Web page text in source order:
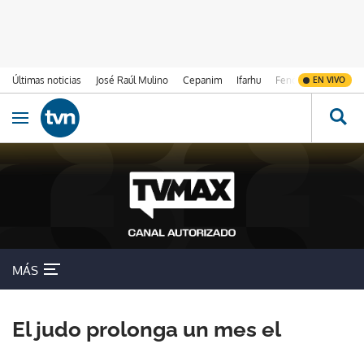
Últimas noticias José Raúl Mulino Cepanim Ifarhu Fenómeno de El
EN VIVO
Ir al contenido
Obrir navegació
MÁS
El judo prolonga un mes el